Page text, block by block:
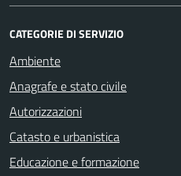
CATEGORIE DI SERVIZIO
Ambiente
Anagrafe e stato civile
Autorizzazioni
Catasto e urbanistica
Educazione e formazione